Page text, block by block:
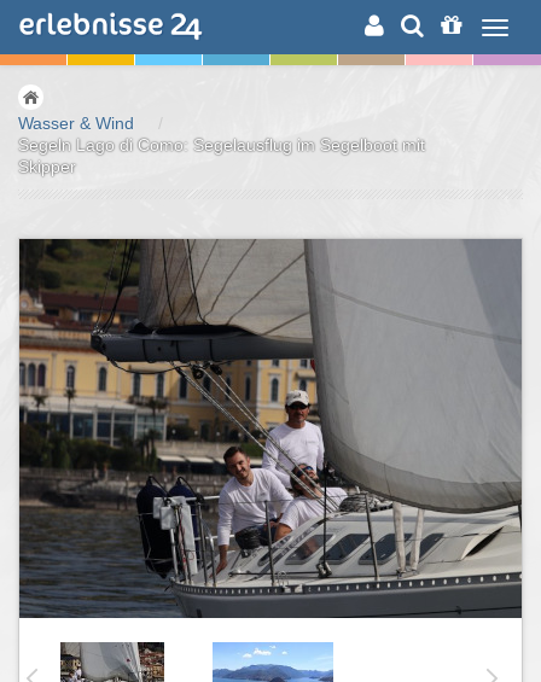
ERLEBNISSUCHE
Wasser & Wind
/
Segeln Lago di Como: Segelausflug im Segelboot mit
Skipper